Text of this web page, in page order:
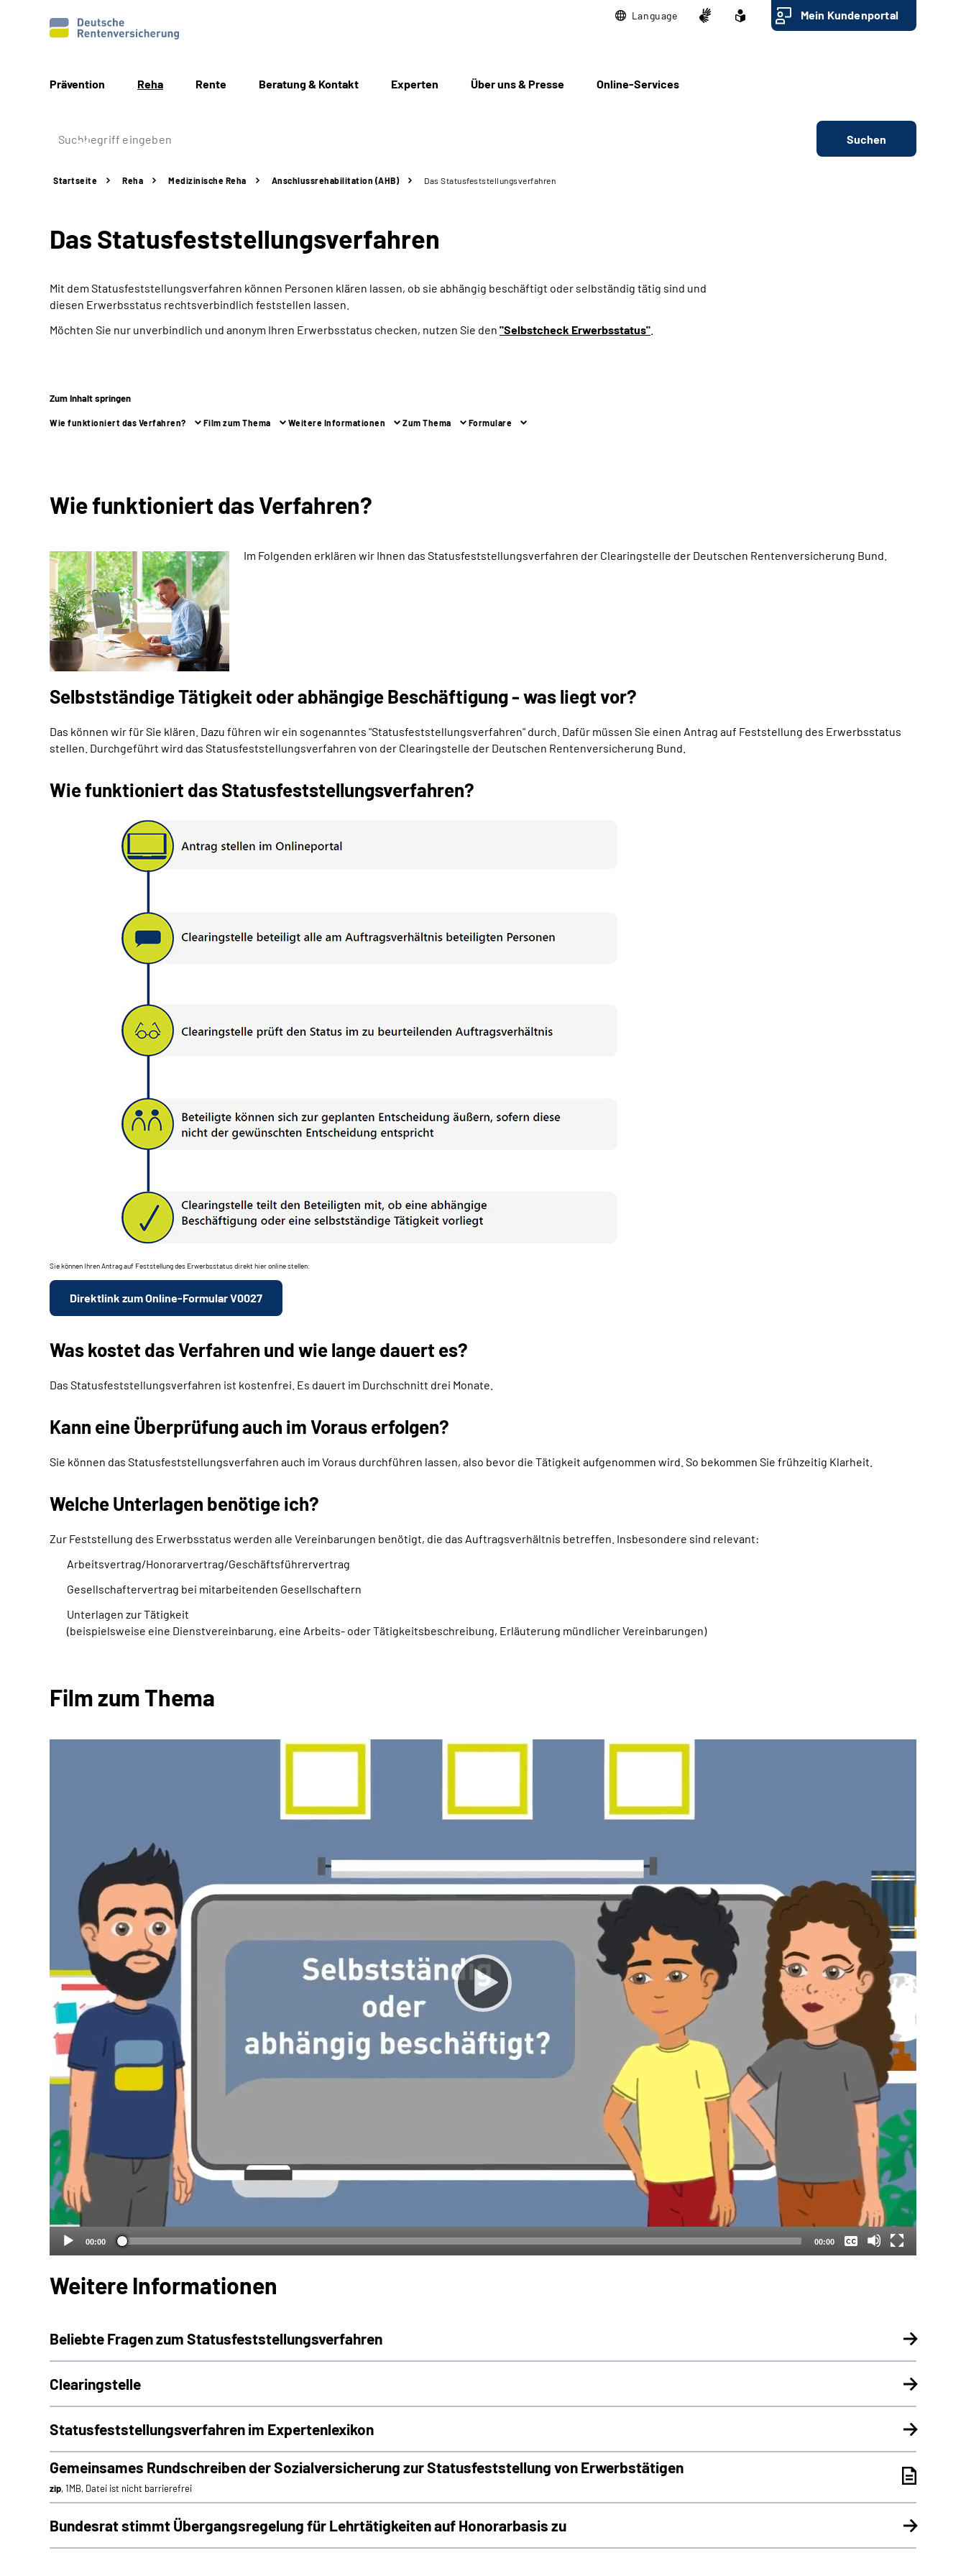
Language Mein Kundenportal
Prävention Reha Rente Beratung & Kontakt Experten Über uns & Presse Online-Services
Suchen
Startseite Reha Medizinische Reha Anschlussrehabilitation (AHB) Das Statusfeststellungs­verfahren
Das Statusfeststellungs­verfahren
Mit dem Statusfeststellungsverfahren können Personen klären lassen, ob sie abhängig beschäftigt oder selbständig tätig sind und
diesen Erwerbsstatus rechtsverbindlich feststellen lassen.
Möchten Sie nur unverbindlich und anonym Ihren Erwerbsstatus checken, nutzen Sie den "Selbstcheck Erwerbsstatus"
Zum Inhalt springen
Wie funktioniert das Verfahren? Film zum Thema Weitere Informationen Zum Thema Formulare
Wie funktioniert das Verfahren?
Im Folgenden erklären wir Ihnen das Statusfeststellungsverfahren der Clearingstelle der Deutschen Rentenversicherung Bund.
Selbstständige Tätigkeit oder abhängige Beschäftigung - was liegt vor?
Das können wir für Sie klären. Dazu führen wir ein sogenanntes "Statusfeststellungsverfahren" durch. Dafür müssen Sie einen Antrag auf Feststellung des Erwerbsstatus
stellen. Durchgeführt wird das Statusfeststellungsverfahren von der Clearingstelle der Deutschen Rentenversicherung Bund.
Wie funktioniert das Statusfeststellungsverfahren?
Sie können Ihren Antrag auf Feststellung des Erwerbsstatus direkt hier online stellen:
Direktlink zum Online-Formular V0027
Was kostet das Verfahren und wie lange dauert es?
Das Statusfeststellungsverfahren ist kostenfrei. Es dauert im Durchschnitt drei Monate.
Kann eine Überprüfung auch im Voraus erfolgen?
Sie können das Statusfeststellungsverfahren auch im Voraus durchführen lassen, also bevor die Tätigkeit aufgenommen wird. So bekommen Sie frühzeitig Klarheit.
Welche Unterlagen benötige ich?
Zur Feststellung des Erwerbsstatus werden alle Vereinbarungen benötigt, die das Auftragsverhältnis betreffen. Insbesondere sind relevant:
Arbeitsvertrag/Honorarvertrag/Geschäftsführervertrag
Gesellschaftervertrag bei mitarbeitenden Gesellschaftern
Unterlagen zur Tätigkeit
(beispielsweise eine Dienstvereinbarung, eine Arbeits- oder Tätigkeitsbeschreibung, Erläuterung mündlicher Vereinbarungen)
Film zum Thema
00:00 00:00
Keine
Deutsch
Weitere Informationen
Beliebte Fragen zum Statusfeststellungsverfahren
Clearingstelle
Statusfeststellungsverfahren im Expertenlexikon
Gemeinsames Rundschreiben der Sozialversicherung zur Statusfeststellung von Erwerbstätigen
zip, 1MB, Datei ist nicht barrierefrei
Bundesrat stimmt Übergangsregelung für Lehrtätigkeiten auf Honorarbasis zu